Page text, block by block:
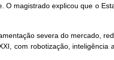
O magistrado explicou que o
severa do mercado,
com robotização,